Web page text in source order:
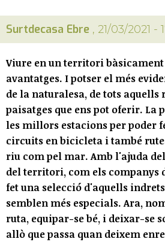
Surtdecasa Ebre , 21/03/2021 -
Viure en un territori
avantatges. I potser el més
de la naturalesa, de tots aquells
paisatges que ens pot oferir. La
les millors estacions per poder
circuits en bicicleta i també
riu com pel mar. Amb l'ajuda
del territori, com els companys
fet una selecció d'aquells
semblen més especials. Ara,
ruta, equipar-se bé, i deixar-se
allò que passa quan deixem